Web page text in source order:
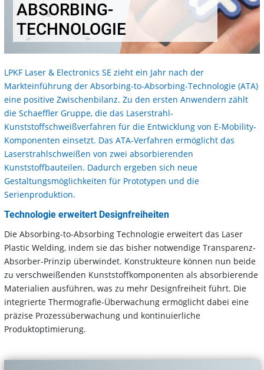
ABSORBING-
TECHNOLOGIE
LPKF Laser & Electronics SE zieht ein Jahr nach der
Markteinführung der Absorbing-to-Absorbing-Technologie (ATA)
eine positive Zwischenbilanz. Zu den ersten Anwendern zählt
die Schaeffler Gruppe, die das Laserstrahl-
Kunststoffschweißverfahren für die Entwicklung von E-Mobility-
Komponenten einsetzt. Das ATA-Verfahren ermöglicht das
Laserstrahlschweißen von zwei absorbierenden
Kunststoffbauteilen. Dadurch ergeben sich neue
Gestaltungsmöglichkeiten für Prototypen und die
Serienproduktion.
Technologie erweitert Designfreiheiten
Die Absorbing-to-Absorbing Technologie erweitert das Laser
Plastic Welding, indem sie das bisher notwendige Transparenz-
Absorber-Prinzip überwindet. Konstrukteure können nun beide
zu verschweißenden Kunststoffkomponenten als absorbierende
Materialien ausführen, was zu mehr Designfreiheit führt. Die
integrierte Thermografie-Überwachung ermöglicht dabei eine
präzise Prozessüberwachung und kontinuierliche
Produktoptimierung.